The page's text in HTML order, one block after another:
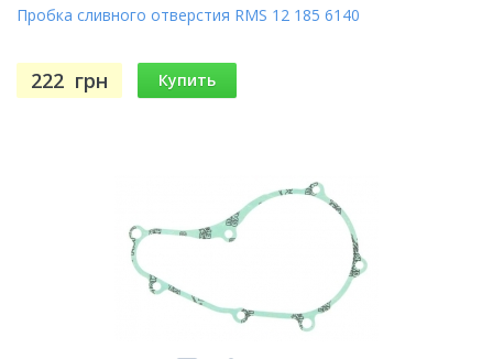
Пробка сливного отверстия RMS 12 185 6140
222 грн Купить